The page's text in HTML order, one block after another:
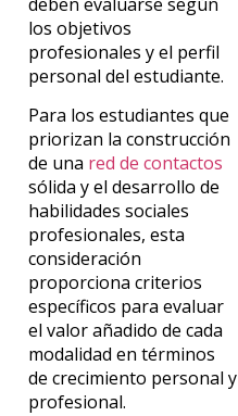
los objetivos
profesionales y el perfil
personal del estudiante.
Para los estudiantes que
priorizan la construcción
de una red de contactos
sólida y el desarrollo de
habilidades sociales
profesionales, esta
consideración
proporciona criterios
específicos para evaluar
el valor añadido de cada
modalidad en términos
de crecimiento personal y
profesional.